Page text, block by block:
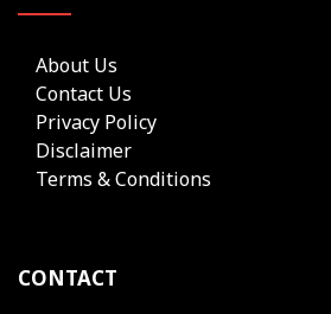
About Us
Contact Us
Privacy Policy
Disclaimer
Terms & Conditions
CONTACT